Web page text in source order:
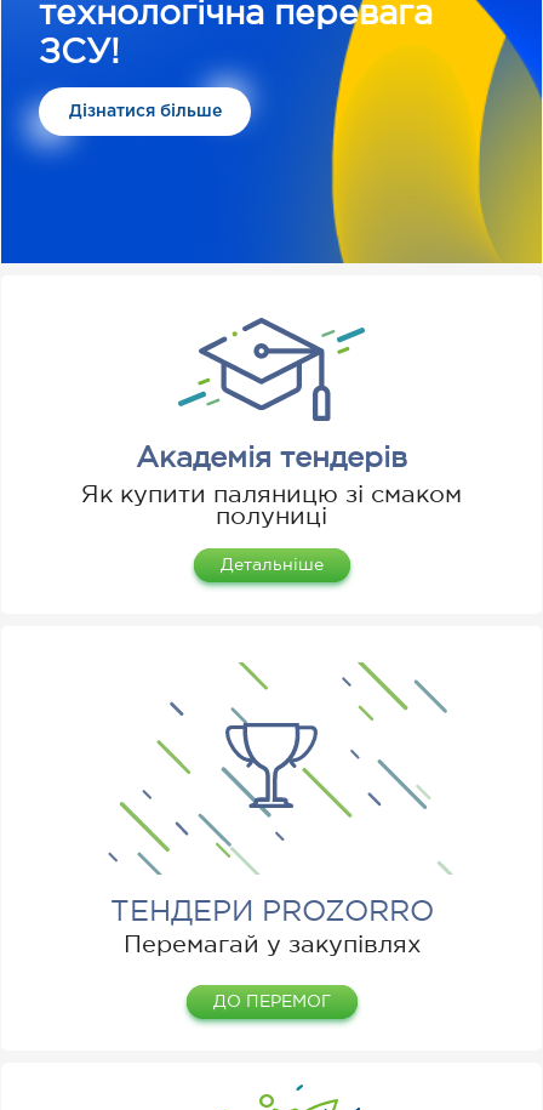
технологічна перевага
ЗСУ!
Дізнатися більше
Академія тендерів
Як купити паляницю зі смаком
полуниці
Детальніше
ТЕНДЕРИ PROZORRO
Перемагай у закупівлях
ДО ПЕРЕМОГ